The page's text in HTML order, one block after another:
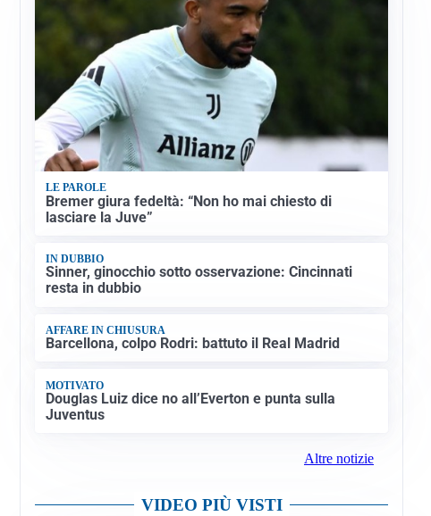
LE PAROLE
Bremer giura fedeltà: “Non ho mai chiesto di
lasciare la Juve”
IN DUBBIO
Sinner, ginocchio sotto osservazione: Cincinnati
resta in dubbio
AFFARE IN CHIUSURA
Barcellona, colpo Rodri: battuto il Real Madrid
MOTIVATO
Douglas Luiz dice no all’Everton e punta sulla
Juventus
Altre notizie
VIDEO PIÙ VISTI